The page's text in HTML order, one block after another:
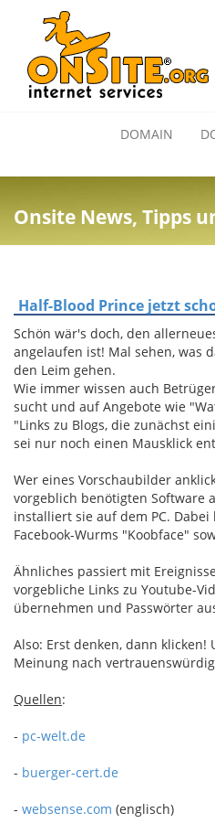
DOMAIN
Onsite News, Tipps
Half-Blood Prince jetzt
Schön wär's doch, den
angelaufen ist! Mal sehen, was
den Leim gehen.
Wie immer wissen auch
sucht und auf Angebote wie
"Links zu Blogs, die zunächst
sei nur noch einen Mausklick
Wer eines Vorschaubilder
vorgeblich benötigten Software
installiert sie auf dem PC.
Facebook-Wurms "Koobface"
Ähnliches passiert mit
vorgebliche Links zu Youtube-
übernehmen und Passwörter
Also: Erst denken, dann
Meinung nach
Quellen:
- pc-welt.de
- buerger-cert.de
- websense.com (englisch)